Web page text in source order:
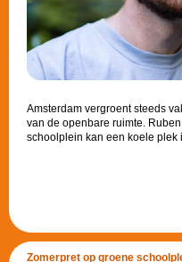
Amsterdam vergroent steeds
van de openbare ruimte.
schoolplein kan een koele plek
Zomerpret op groene